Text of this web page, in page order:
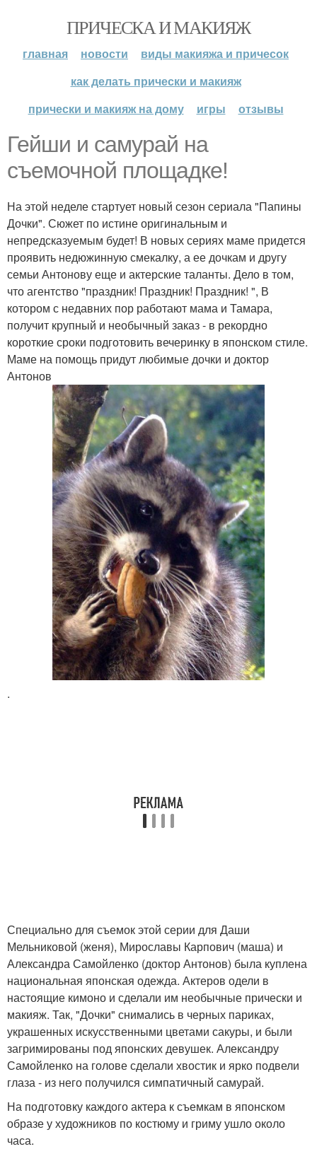
ПРИЧЕСКА И МАКИЯЖ
главная новости
виды макияжа и причесок
как делать прически и макияж
прически и макияж на дому
игры отзывы
Гейши и самурай на
съемочной площадке!
На этой неделе стартует новый сезон сериала "Папины
Дочки". Сюжет по истине оригинальным и
непредсказуемым будет! В новых сериях маме придется
проявить недюжинную смекалку, а ее дочкам и другу
семьи Антонову еще и актерские таланты. Дело в том,
что агентство "праздник! Праздник! Праздник! ", В
котором с недавних пор работают мама и Тамара,
получит крупный и необычный заказ - в рекордно
короткие сроки подготовить вечеринку в японском стиле.
Маме на помощь придут любимые дочки и доктор
Антонов
.
Специально для съемок этой серии для Даши
Мельниковой (женя), Мирославы Карпович (маша) и
Александра Самойленко (доктор Антонов) была куплена
национальная японская одежда. Актеров одели в
настоящие кимоно и сделали им необычные прически и
макияж. Так, "Дочки" снимались в черных париках,
украшенных искусственными цветами сакуры, и были
загримированы под японских девушек. Александру
Самойленко на голове сделали хвостик и ярко подвели
глаза - из него получился симпатичный самурай.
На подготовку каждого актера к съемкам в японском
образе у художников по костюму и гриму ушло около
часа.